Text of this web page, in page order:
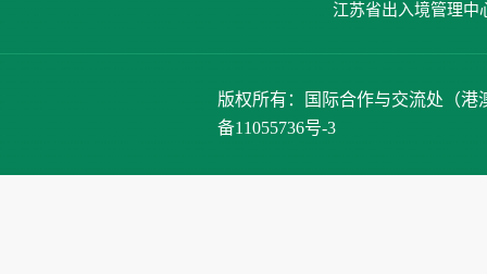
江苏省出入境管理中
版权所有：国际合作与交流处（港
备11055736号-3